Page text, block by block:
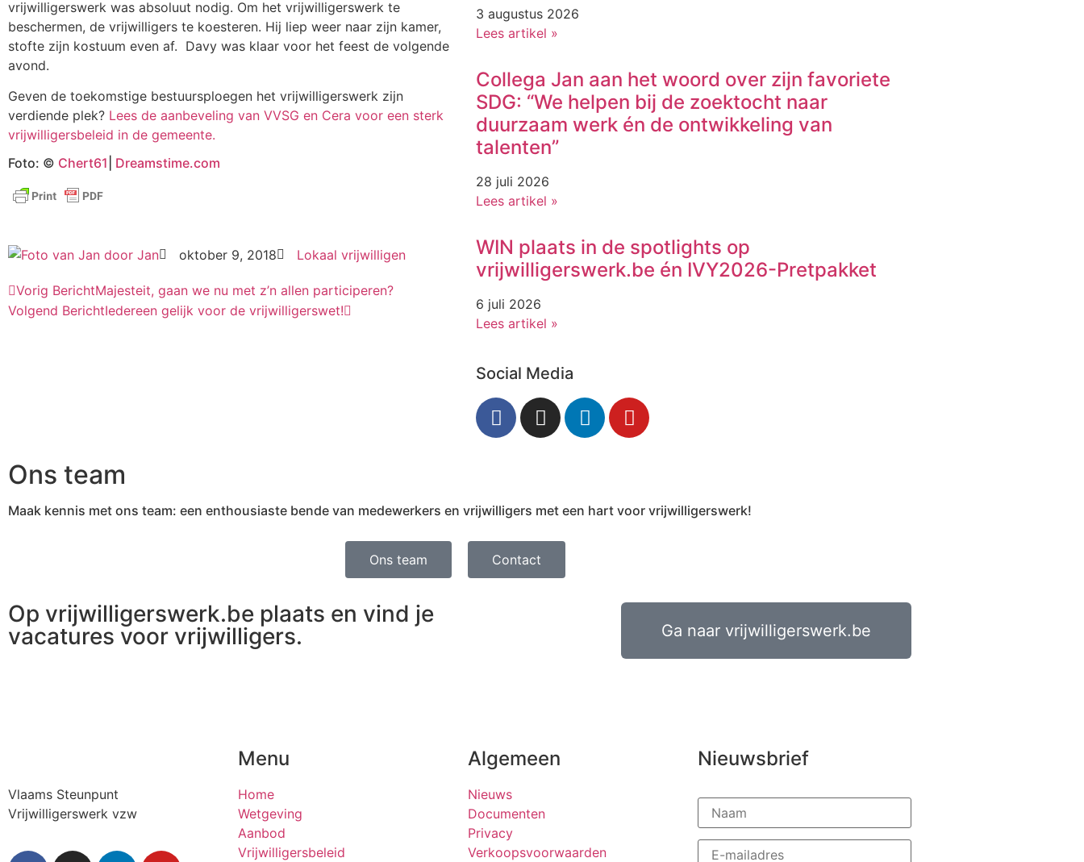
vrijwilligerswerk was absoluut nodig. Om het vrijwilligerswerk te
beschermen, de vrijwilligers te koesteren. Hij liep weer naar zijn kamer,
stofte zijn kostuum even af. Davy was klaar voor het feest de volgende
avond.
Geven de toekomstige bestuursploegen het vrijwilligerswerk zijn
verdiende plek? Lees de aanbeveling van VVSG en Cera voor een sterk
vrijwilligersbeleid in de gemeente.
Foto: © Chert61 Dreamstime.com
door Jan oktober 9, 2018 Lokaal vrijwilligen
Vorig BerichtMajesteit, gaan we nu met z’n allen participeren?
Volgend BerichtIedereen gelijk voor de vrijwilligerswet!
3 augustus 2026
Lees artikel »
Collega Jan aan het woord over zijn favoriete
SDG: “We helpen bij de zoektocht naar
duurzaam werk én de ontwikkeling van
talenten”
28 juli 2026
Lees artikel »
WIN plaats in de spotlights op
vrijwilligerswerk.be én IVY2026-Pretpakket
6 juli 2026
Lees artikel »
Social Media
Ons team
Maak kennis met ons team: een enthousiaste bende van medewerkers en vrijwilligers met een hart voor vrijwilligerswerk!
Ons team Contact
Op vrijwilligerswerk.be plaats en vind je
vacatures voor vrijwilligers.
Ga naar vrijwilligerswerk.be
Vlaams Steunpunt
Vrijwilligerswerk vzw
Menu
Home
Wetgeving
Aanbod
Vrijwilligersbeleid
Algemeen
Nieuws
Documenten
Privacy
Verkoopsvoorwaarden
Nieuwsbrief